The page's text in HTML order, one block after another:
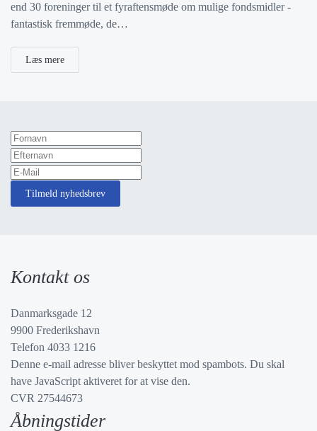
end 30 foreninger til et fyraftensmøde om mulige fondsmidler -
fantastisk fremmøde, de…
Læs mere
Tilmeld nyhedsbrev
Kontakt os
Danmarksgade 12
9900 Frederikshavn
Telefon 4033 1216
Denne e-mail adresse bliver beskyttet mod spambots. Du skal
have JavaScript aktiveret for at vise den.
CVR 27544673
Åbningstider